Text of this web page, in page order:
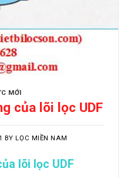
MỚI
của lõi lọc UDF
BY LỌC MIỀN NAM
lõi lọc UDF